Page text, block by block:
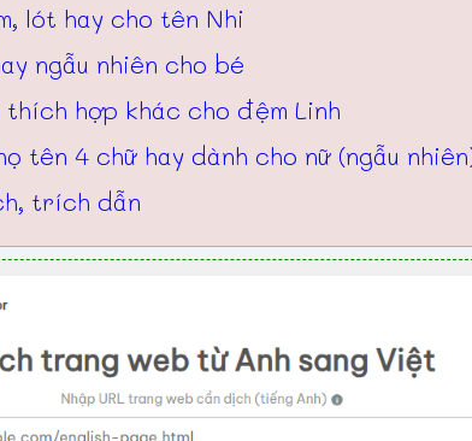
lót hay cho tên Nhi
ngẫu nhiên cho bé
hợp khác cho đệm Linh
tên 4 chữ hay dành cho nữ (ngẫu
trích dẫn